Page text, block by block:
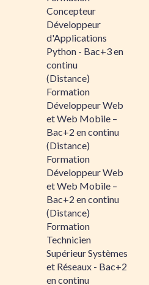
Concepteur
Développeur
d'Applications
Python - Bac+3 en
continu
(Distance)
Formation
Développeur Web
et Web Mobile –
Bac+2 en continu
(Distance)
Formation
Développeur Web
et Web Mobile –
Bac+2 en continu
(Distance)
Formation
Technicien
Supérieur Systèmes
et Réseaux - Bac+2
en continu